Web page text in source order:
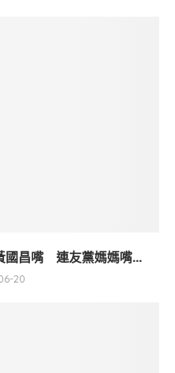
國昌嘴 連友黨媽媽嘴...
20